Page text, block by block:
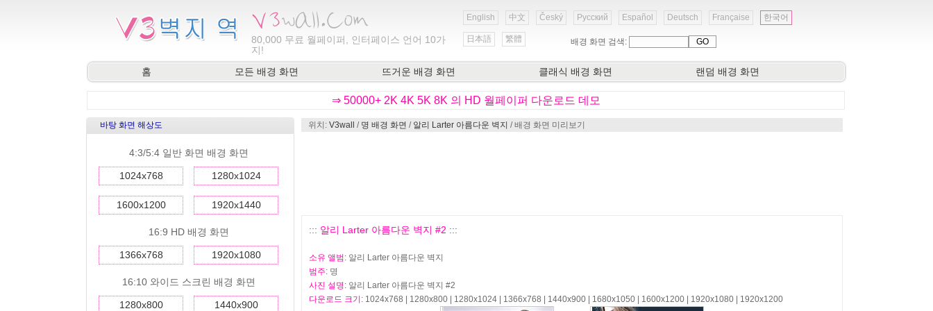
80,000 무료 월페이퍼, 인터페이스 언어 10가
지!
English 中文 Český Русский Español Deutsch Française 한국어
日本語 繁體 배경 화면 검색:
홈 모든 배경 화면 뜨거운 배경 화면 클래식 배경 화면 랜덤 배경 화면
⇒ 50000+ 2K 4K 5K 8K 의 HD 월페이퍼 다운로드 데모
바탕 화면 해상도
4:3/5:4 일반 화면 배경 화면
1024x768 1280x1024
1600x1200 1920x1440
16:9 HD 배경 화면
1366x768 1920x1080
16:10 와이드 스크린 배경 화면
1280x800 1440x900
위치: V3wall / 명 배경 화면 / 알리 Larter 아름다운 벽지 / 배경 화면 미리보기
::: 알리 Larter 아름다운 벽지 #2 :::
소유 앨범 : 알리 Larter 아름다운 벽지
범주: 명
사진 설명: 알리 Larter 아름다운 벽지 #2
다운로드 크기 : 1024x768 | 1280x800 | 1280x1024 | 1366x768 | 1440x900 | 1680x1050 | 1600x1200 | 1920x1080 | 1920x1200